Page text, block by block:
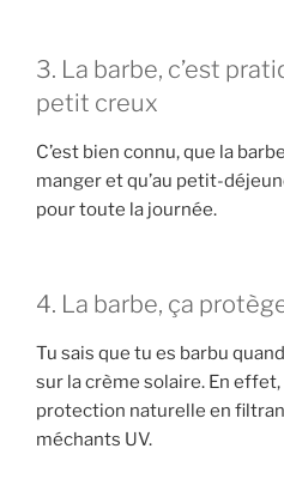
3. La barbe, c’est
petit creux
C’est bien connu, que la
manger et qu’au petit-
pour toute la journée.
4. La barbe, ça
Tu sais que tu es barbu
sur la crème solaire. En
protection naturelle en
méchants UV.